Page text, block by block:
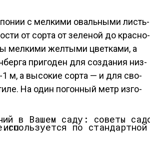
с мел­ки­ми оваль­ны­ми листь­
от сор­та от зе­леной до крас­но­
мел­ки­ми жел­ты­ми цвет­ка­ми, а
при­годен для соз­да­ния низ­
1 м, а вы­сокие сор­та — и для сво­
На один по­гон­ный метр из­го­
лицензии ©ofazende.ru